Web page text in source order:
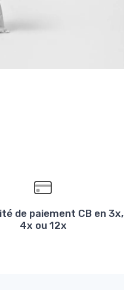
de paiement CB en 3x,
4x ou 12x